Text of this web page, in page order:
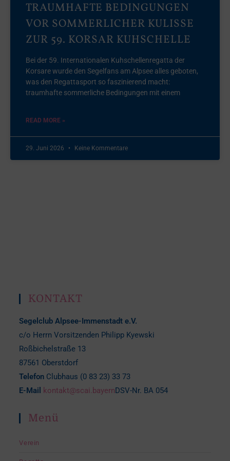
TRAUMHAFTE BEDINGUNGEN
VOR SOMMERLICHER KULISSE
ZUR 59. KORSAR KUHSCHELLE
Bei der 59. Internationalen Kuhschellenregatta der
Korsare wurde den Segelfans am Alpsee alles geboten,
was den Regattasport so faszinierend macht:
traumhafte sommerliche Bedingungen mit einem
READ MORE »
29. Juni 2026 Keine Kommentare
KONTAKT
Segelclub Alpsee-Immenstadt e.V.
c/o Herrn Vorsitzenden Philipp Kyewski
Roßbichelstraße 13
87561 Oberstdorf
Telefon Clubhaus (0 83 23) 33 73
E-Mail
kontakt@scai.bayernDSV-Nr. BA 054
Menü
Verein